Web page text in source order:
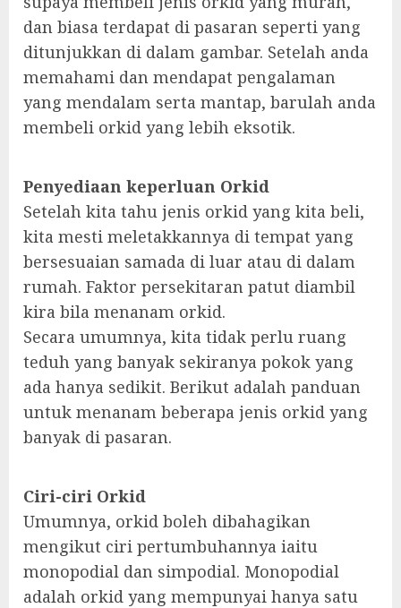
dan biasa terdapat di pasaran seperti yang
ditunjukkan di dalam gambar. Setelah anda
memahami dan mendapat pengalaman
yang mendalam serta mantap, barulah anda
membeli orkid yang lebih eksotik.
Penyediaan keperluan Orkid
Setelah kita tahu jenis orkid yang kita beli,
kita mesti meletakkannya di tempat yang
bersesuaian samada di luar atau di dalam
rumah. Faktor persekitaran patut diambil
kira bila menanam orkid.
Secara umumnya, kita tidak perlu ruang
teduh yang banyak sekiranya pokok yang
ada hanya sedikit. Berikut adalah panduan
untuk menanam beberapa jenis orkid yang
banyak di pasaran.
Ciri-ciri Orkid
Umumnya, orkid boleh dibahagikan
mengikut ciri pertumbuhannya iaitu
monopodial dan simpodial. Monopodial
adalah orkid yang mempunyai hanya satu